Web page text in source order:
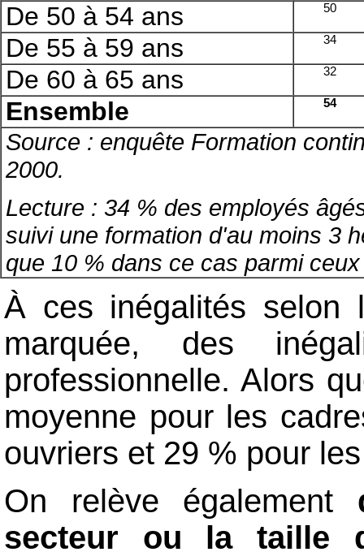
De 50 à 54 ans 50
De 55 à 59 ans 34
De 60 à 65 ans 32
Ensemble 54
Source : enquête Formation
2000.
Lecture : 34 % des employés
suivi une formation d'au moins 3
que 10 % dans ce cas parmi
À ces inégalités selon
marquée, des
professionnelle. Alors
moyenne pour les
ouvriers et 29 % pour
On relève également
secteur ou la taille